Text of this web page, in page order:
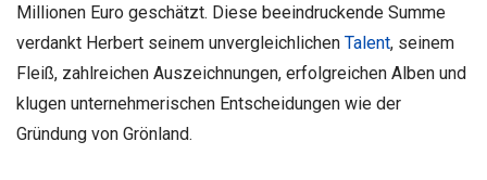
Millionen Euro geschätzt. Diese beeindruckende Summe
verdankt Herbert seinem unvergleichlichen Talent, seinem
Fleiß, zahlreichen Auszeichnungen, erfolgreichen Alben und
klugen unternehmerischen Entscheidungen wie der
Gründung von Grönland.